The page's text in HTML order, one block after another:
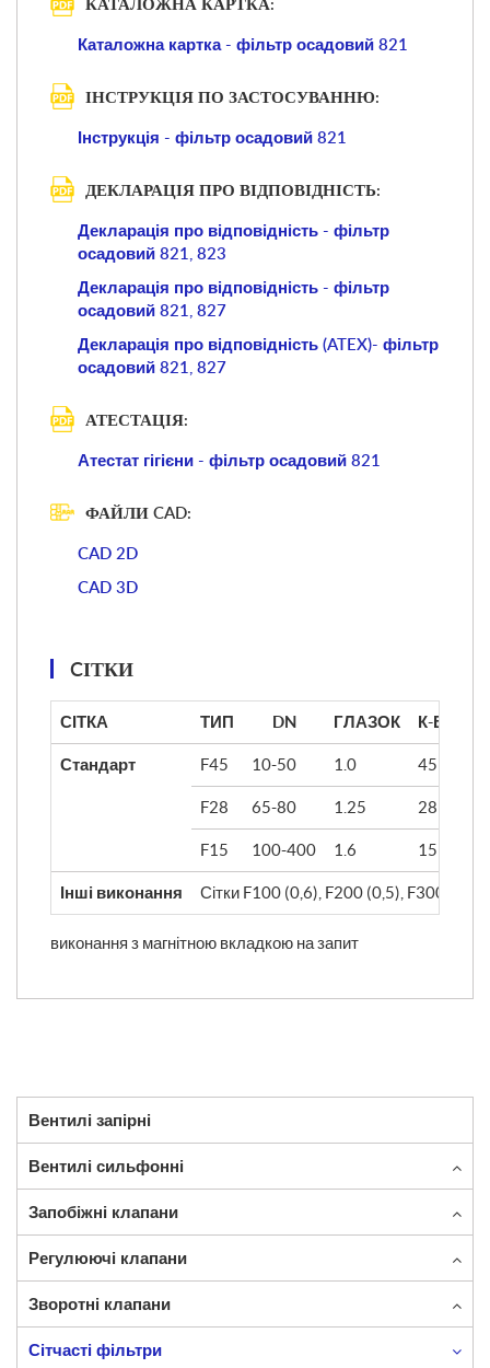
Каталожна картка - фільтр осадовий 821
ІНСТРУКЦІЯ ПО ЗАСТОСУВАННЮ:
Інструкція - фільтр осадовий 821
ДЕКЛАРАЦІЯ ПРО ВІДПОВІДНІСТЬ:
Декларація про відповідність - фільтр
осадовий 821, 823
Декларація про відповідність - фільтр
осадовий 821, 827
Декларація про відповідність (ATEX)- фільтр
осадовий 821, 827
АТЕСТАЦІЯ:
Атестат гігієни - фільтр осадовий 821
ФАЙЛИ CAD:
CAD 2D
CAD 3D
CІТКИ
СІТКА ТИП DN ГЛАЗОК К-ВО
Стандарт F45 10-50 1.0 45
F28 65-80 1.25 28
F15 100-400 1.6 15
Інші виконання Сітки F100 (0,6), F200 (0,5), F300
виконання з магнітною вкладкою на запит
Вентилі запірні
Вентилі сильфонні
Запобіжні клапани
Регулюючі клапани
Зворотні клапани
Сітчасті фільтри